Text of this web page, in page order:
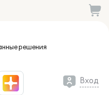
решения
Вход